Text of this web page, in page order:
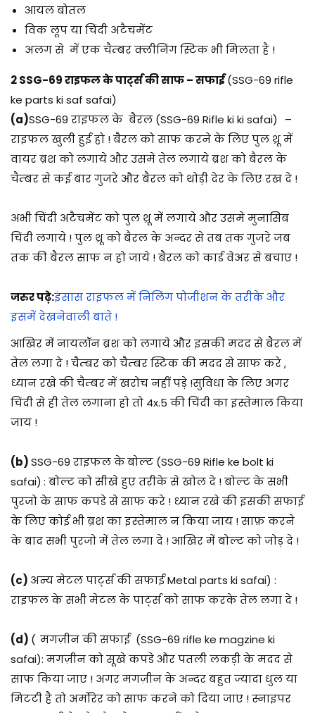
आयल बोतल
विक लूप या चिंदी अटैचमेंट
अलग से में एक चैम्बर क्लीनिंग स्टिक भी मिलता है !
2 SSG-69 राइफल के पार्ट्स की साफ – सफाई(SSG-69 rifle
ke parts ki saf safai)
(a)SSG-69 राइफल के बैरल (SSG-69 Rifle ki ki safai)
–
राइफल खुली हुई हो ! बैरल को साफ करने के लिए पुल थ्रू में
वायर ब्रश को लगाये और उसमे तेल लगाये ब्रश को बैरल के
चैम्बर से कई बार गुजरे और बैरल को थोड़ी देर के लिए रख दे !
अभी चिंदी अटैचमेंट को पुल थ्रू में लगाये और उसमे मुनासिब
चिंदी लगाये ! पुल थ्रू को बैरल के अन्दर से तब तक गुजरे जब
तक की बैरल साफ न हो जाये ! बैरल को कार्ड वेअर से बचाए !
जरुर पढ़े:इंसास राइफल में निलिंग पोजीशन के तरीके और
इसमें देखनेवाली बाते !
आखिर में नायलॉन ब्रश को लगाये और इसकी मदद से बैरल में
तेल लगा दे ! चैम्बर को चैम्बर स्टिक की मदद से साफ करे ,
ध्यान रखे की चैम्बर में खरोच नहीं पड़े !सुविधा के लिए अगर
चिंदी से ही तेल लगाना हो तो 4x.5 की चिंदी का इस्तेमाल किया
जाय !
(b)SSG-69 राइफल केबोल्ट (SSG-69 Rifle ke bolt ki
safai) : बोल्ट को सीखे हुए तरीके से खोल दे ! बोल्ट के सभी
पुरजो के साफ कपडे से साफ करे ! ध्यान रखे की इसकी सफाई
के लिए कोई भी ब्रश का इस्तेमाल न किया जाय ! साफ़ करने
के बाद सभी पुरजो में तेल लगा दे ! आखिर में बोल्ट को जोड़ दे !
(c) अन्य मेटल पार्ट्स की सफाई Metal parts ki safai) :
राइफल के सभी मेटल के पार्ट्स को साफ करके तेल लगा दे !
(d) ( मगज़ीन की सफाई (SSG-69 rifle ke magzine ki
safai): मगज़ीन को सूखे कपडे और पतली लकड़ी के मदद से
साफ किया जाए ! अगर मगज़ीन के अन्दर बहुत ज्यादा धुल या
मिटटी है तो अर्मोरेर को साफ करने को दिया जाए ! स्नाइपर